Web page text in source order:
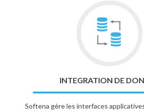
INTEGRATION DE
Softena gère les interfaces